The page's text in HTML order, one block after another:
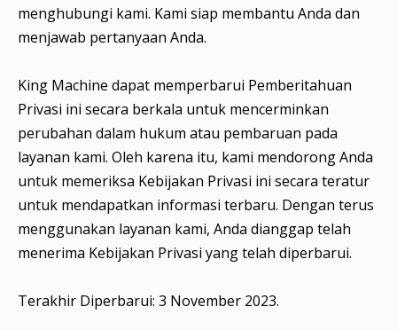
menghubungi kami. Kami siap membantu Anda dan
menjawab pertanyaan Anda.
King Machine dapat memperbarui Pemberitahuan
Privasi ini secara berkala untuk mencerminkan
perubahan dalam hukum atau pembaruan pada
layanan kami. Oleh karena itu, kami mendorong Anda
untuk memeriksa Kebijakan Privasi ini secara teratur
untuk mendapatkan informasi terbaru. Dengan terus
menggunakan layanan kami, Anda dianggap telah
menerima Kebijakan Privasi yang telah diperbarui.
Terakhir Diperbarui: 3 November 2023.